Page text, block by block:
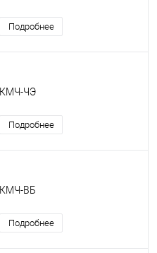
Подробнее
КМЧ-ЧЭ
Подробнее
КМЧ-ВБ
Подробнее